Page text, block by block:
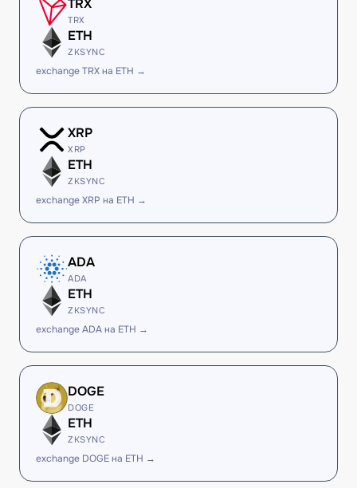
TRX
TRX
ETH
ZKSYNC
exchange TRX на ETH →
XRP
XRP
ETH
ZKSYNC
exchange XRP на ETH →
ADA
ADA
ETH
ZKSYNC
exchange ADA на ETH →
DOGE
DOGE
ETH
ZKSYNC
exchange DOGE на ETH →